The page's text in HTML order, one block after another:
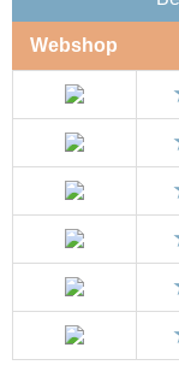
Webshop